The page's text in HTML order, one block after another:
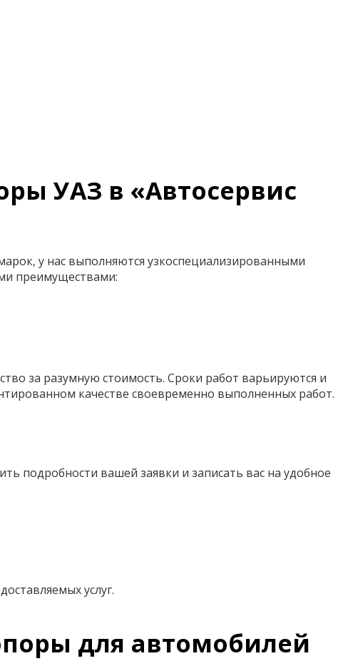
УАЗ в «Автосервис
у нас выполняются узкоспециализированными
преимуществами:
за разумную стоимость. Сроки работ варьируются и
качестве своевременно выполненных работ.
подробности вашей заявки и записать вас на удобное
услуг.
для автомобилей